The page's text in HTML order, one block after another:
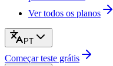
Ver todos os planos
PT
Começar teste grátis